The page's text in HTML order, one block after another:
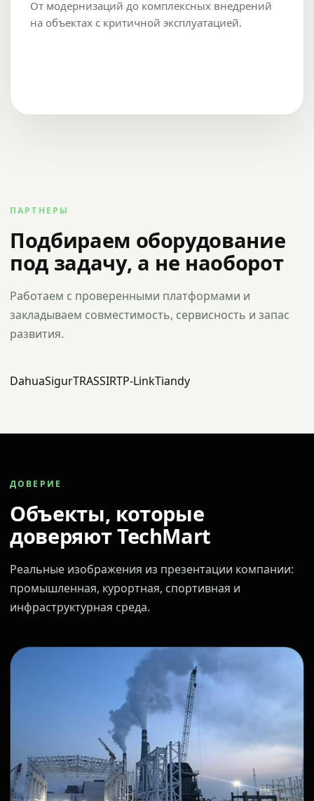
От модернизаций до комплексных внедрений
на объектах с критичной эксплуатацией.
ПАРТНЕРЫ
Подбираем оборудование
под задачу, а не наоборот
Работаем с проверенными платформами и
закладываем совместимость, сервисность и запас
развития.
DahuaSigurTRASSIRTP-LinkTiandy
ДОВЕРИЕ
Объекты, которые
доверяют TechMart
Реальные изображения из презентации компании:
промышленная, курортная, спортивная и
инфраструктурная среда.